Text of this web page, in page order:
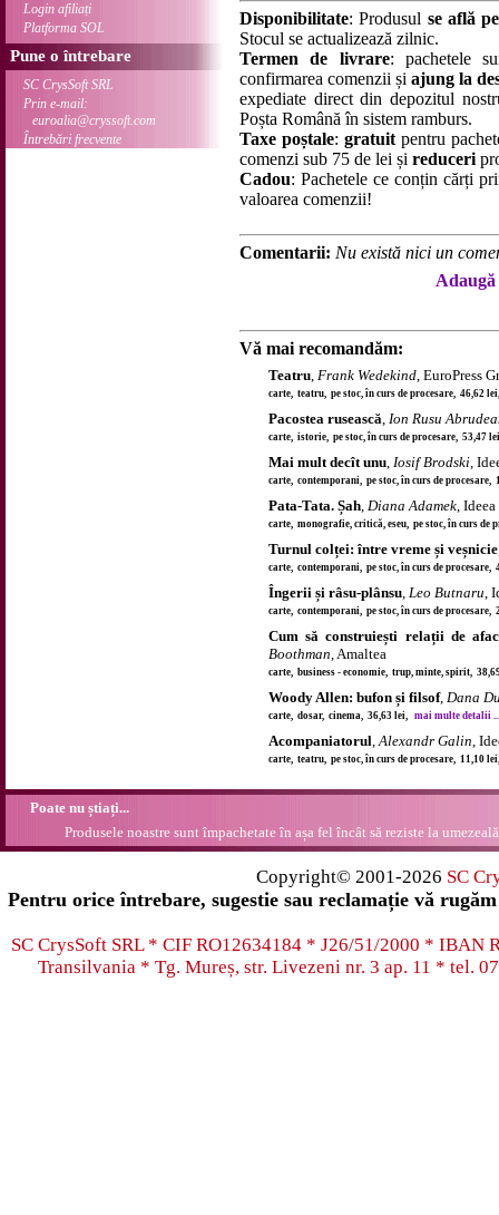
Login afiliați
Platforma SOL
Pune o întrebare
SC CrysSoft SRL
Prin e-mail:
euroalia@cryssoft.com
Întrebări frecvente
Disponibilitate: Produsul se află
Stocul se actualizează zilnic.
Termen de livrare: pachetele
confirmarea comenzii șiajung la
expediate direct din depozitul
Poșta Română în sistem ramburs.
Taxe poștale: gratuitpentru
comenzi sub 75 de lei și reduceri
Cadou: Pachetele ce conțin cărți
valoarea comenzii!
Comentarii: Nu există nici un
Vă mai recomandăm:
Teatru, Frank Wedekind, EuroPress
carte, teatru, pe stoc, în curs de procesare, 46,62
Pacostea rusească, Ion Rusu
carte, istorie, pe stoc, în curs de procesare, 53,47
Mai mult decît unu, Iosif Brodski,
carte, contemporani, pe stoc, în curs de
Pata-Tata. Șah, Diana Adamek,
carte, monografie, critică, eseu, pe stoc, în curs de
Turnul colței: între vreme și veșnicie
carte, contemporani, pe stoc, în curs de
Îngerii și râsu-plânsu, Leo Butnaru,
carte, contemporani, pe stoc, în curs de
Cum să construiești relații de
Boothman, Amaltea
carte, business - economie, trup, minte, spirit,
Woody Allen: bufon și filsof, Dana
carte, dosar, cinema, 36,63 lei, mai multe detalii ...
Acompaniatorul,Alexandr Galin,
carte, teatru, pe stoc, în curs de procesare, 11,10
Poate nu știați...
Produsele noastre sunt împachetate în așa fel încât să reziste la
Copyright© 2001-2026 SC
Pentru orice întrebare, sugestie sau reclamație vă
SC CrysSoft SRL * CIF RO12634184 * J26/51/2000 * IBAN
Transilvania * Tg. Mureș, str. Livezeni nr. 3 ap. 11 * tel.